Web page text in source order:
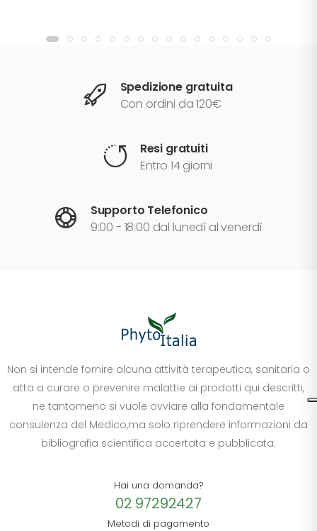
Spedizione gratuita
Con ordini da 120€
Resi gratuiti
Entro 14 giorni
Supporto Telefonico
9:00 - 18:00 dal lunedì al venerdì
Non si intende fornire alcuna attività terapeutica, sanitaria o
atta a curare o prevenire malattie ai prodotti qui descritti,
ne tantomeno si vuole ovviare alla fondamentale
consulenza del Medico,ma solo riprendere informazioni da
bibliografia scientifica accertata e pubblicata.
Hai una domanda?
02 97292427
Metodi di pagamento